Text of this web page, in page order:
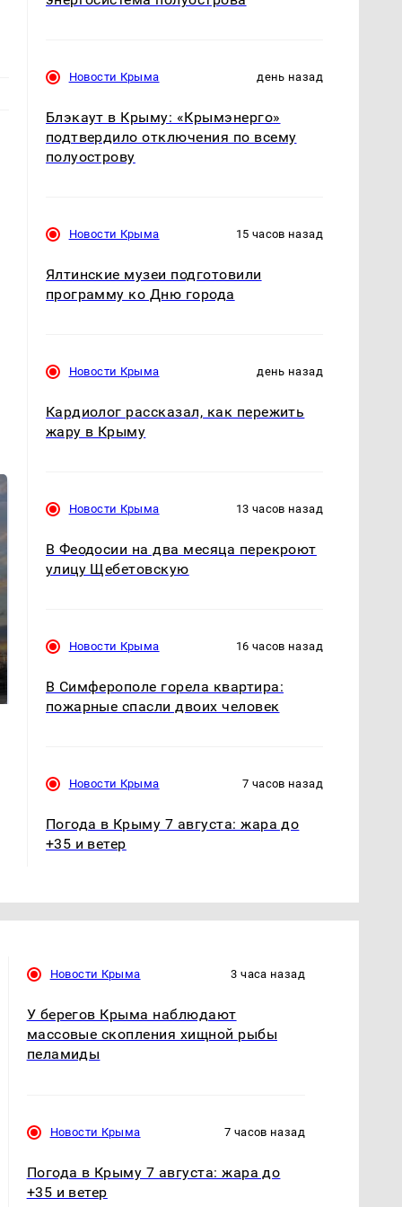
В магазинах России
продукта: что купить?
полицейскую
подожгли.
Новости Крыма день назад
Блэкаут в Крыму: «Крымэнерго»
подтвердило отключения по всему
полуострову
Новости Крыма 15 часов назад
Ялтинские музеи подготовили
программу ко Дню города
Новости Крыма день назад
Кардиолог рассказал, как пережить
жару в Крыму
Новости Крыма 13 часов назад
В Феодосии на два месяца перекроют
улицу Щебетовскую
Новости Крыма 16 часов назад
В Симферополе горела квартира:
пожарные спасли двоих человек
Новости Крыма 7 часов назад
Погода в Крыму 7 августа: жара до
+35 и ветер
Новости Крыма 3 часа назад
У берегов Крыма наблюдают
массовые скопления хищной рыбы
пеламиды
Новости Крыма 7 часов назад
Погода в Крыму 7 августа: жара до
+35 и ветер